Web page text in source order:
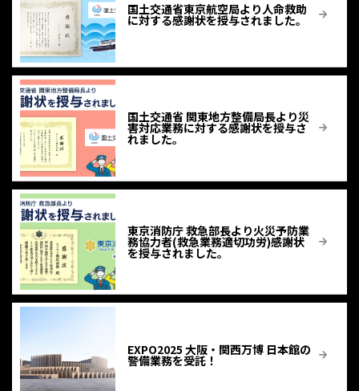
国土交通省東京航空局より人命救助
に対する感謝状を授与されました。
国土交通省 関東地方整備局長より災
害対応業務に対する感謝状を授与さ
れました。
東京消防庁 救急部長より火災予防業
務協力者(救急業務適切功労)感謝状
を授与されました。
EXPO2025 大阪・関西万博 日本館の
警備業務を受託！